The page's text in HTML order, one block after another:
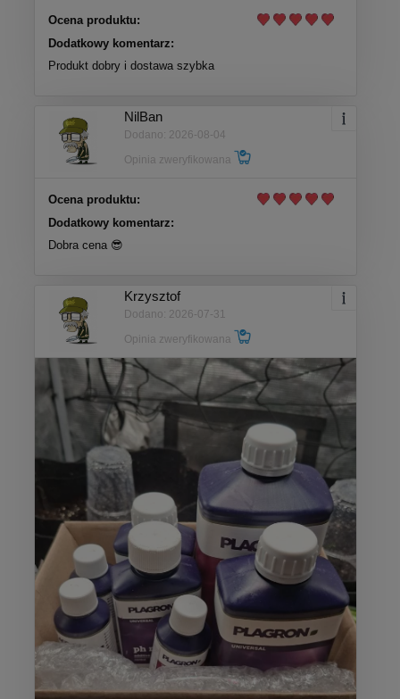
Ocena produktu:
Dodatkowy komentarz:
Produkt dobry i dostawa szybka
NilBan
Dodano: 2026-08-04
Opinia zweryfikowana
Ocena produktu:
Dodatkowy komentarz:
Dobra cena 😎
Krzysztof
Dodano: 2026-07-31
Opinia zweryfikowana